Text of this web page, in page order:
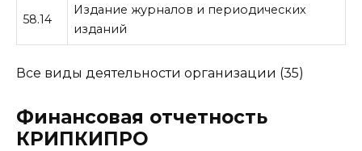
58.14
Издание журналов и периодических
изданий
Все виды деятельности организации (35)
Финансовая отчетность
КРИПКИПРО